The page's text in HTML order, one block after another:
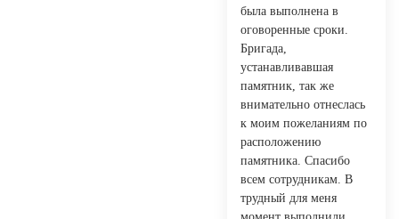
была выполнена в
оговоренные сроки.
Бригада,
устанавливавшая
памятник, так же
внимательно отнеслась
к моим пожеланиям по
расположению
памятника. Спасибо
всем сотрудникам. В
трудный для меня